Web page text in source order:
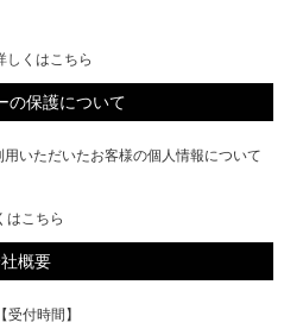
しくはこちら
の保護について
いただいたお客様の個人情報について
はこちら
概要
【受付時間】